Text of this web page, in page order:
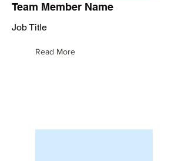
Team Member Name
Job Title
Read More